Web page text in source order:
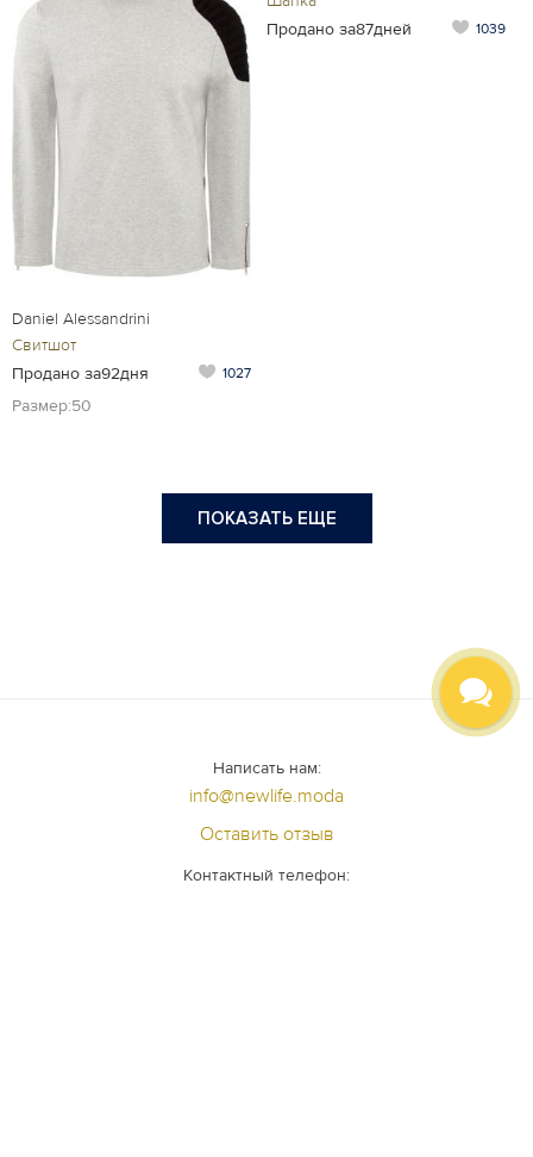
Daniel Alessandrini
Свитшот
Продано за92дня
1027
Размер:50
Продано за87дней
1039
ПОКАЗАТЬ ЕЩЕ
Написать нам:
info@newlife.moda
Оставить отзыв
Контактный телефон: